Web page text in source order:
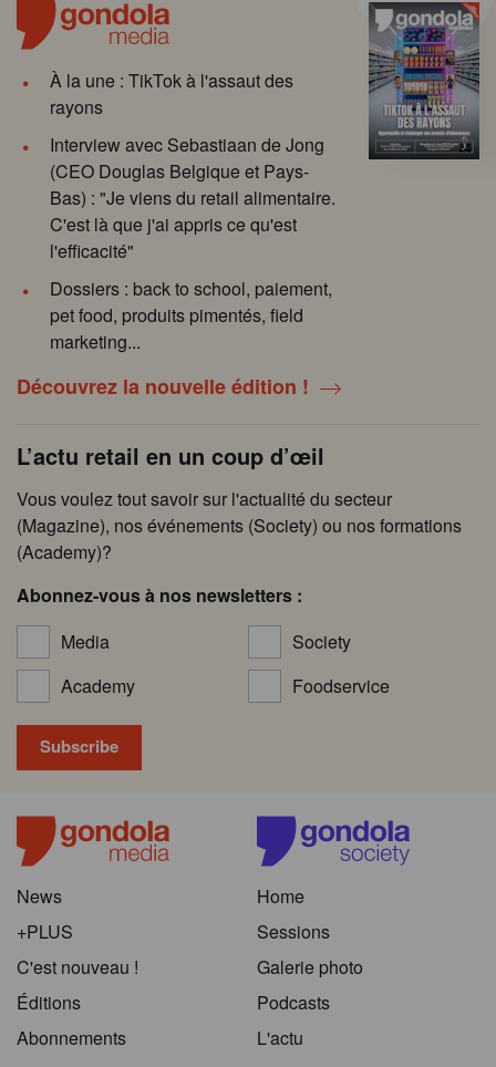
À la une : TikTok à l'assaut des
rayons
Interview avec Sebastiaan de Jong
(CEO Douglas Belgique et Pays-
Bas) : "Je viens du retail alimentaire.
C'est là que j'ai appris ce qu'est
l'efficacité"
Dossiers : back to school, paiement,
pet food, produits pimentés, field
marketing...
Découvrez la nouvelle édition !
L’actu retail en un coup d’œil
Vous voulez tout savoir sur l'actualité du secteur
(Magazine), nos événements (Society) ou nos formations
(Academy)?
Abonnez-vous à nos newsletters :
Media
Society
Academy
Foodservice
News
+PLUS
C'est nouveau !
Éditions
Abonnements
Home
Sessions
Galerie photo
Podcasts
L'actu